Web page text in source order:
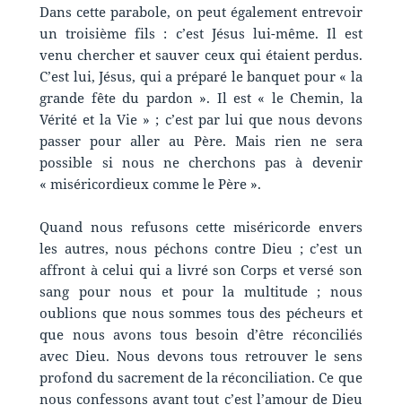
Dans cette parabole, on peut également entrevoir
un troisième fils : c’est Jésus lui-même. Il est
venu chercher et sauver ceux qui étaient perdus.
C’est lui, Jésus, qui a préparé le banquet pour « la
grande fête du pardon ». Il est « le Chemin, la
Vérité et la Vie » ; c’est par lui que nous devons
passer pour aller au Père. Mais rien ne sera
possible si nous ne cherchons pas à devenir
« miséricordieux comme le Père ».
Quand nous refusons cette miséricorde envers
les autres, nous péchons contre Dieu ; c’est un
affront à celui qui a livré son Corps et versé son
sang pour nous et pour la multitude ; nous
oublions que nous sommes tous des pécheurs et
que nous avons tous besoin d’être réconciliés
avec Dieu. Nous devons tous retrouver le sens
profond du sacrement de la réconciliation. Ce que
nous confessons avant tout c’est l’amour de Dieu